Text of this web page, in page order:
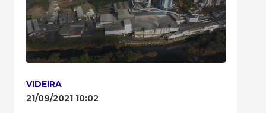
VIDEIRA
21/09/2021 10:02